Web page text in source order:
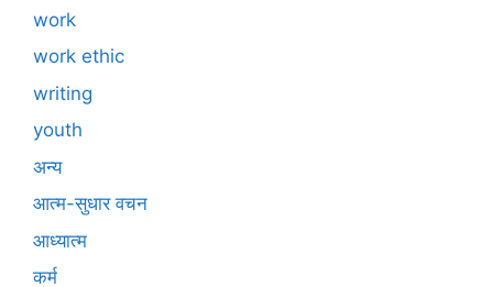
work
work ethic
writing
youth
अन्य
आत्म-सुधार वचन
आध्यात्म
कर्म